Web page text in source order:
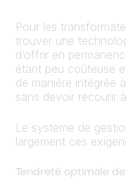
Pour les
trouver une
d’offrir en
étant peu coûteuse
de manière intégrée
sans devoir recourir
Le système de
largement ces
Tendreté optimale